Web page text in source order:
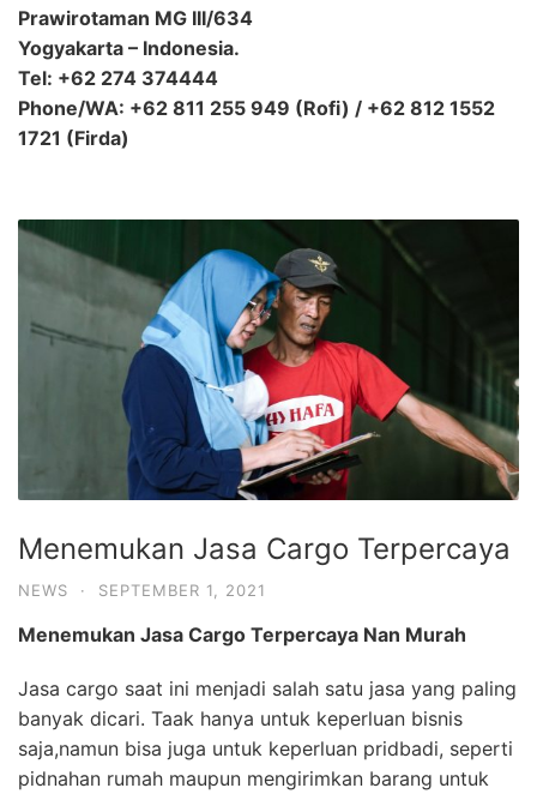
Prawirotaman MG III/634
Yogyakarta – Indonesia.
Tel: +62 274 374444
Phone/WA: +62 811 255 949 (Rofi) / +62 812 1552
1721 (Firda)
Menemukan Jasa Cargo Terpercaya
NEWS · SEPTEMBER 1, 2021
Menemukan Jasa Cargo Terpercaya Nan Murah
Jasa cargo saat ini menjadi salah satu jasa yang paling
banyak dicari. Taak hanya untuk keperluan bisnis
saja,namun bisa juga untuk keperluan pridbadi, seperti
pidnahan rumah maupun mengirimkan barang untuk